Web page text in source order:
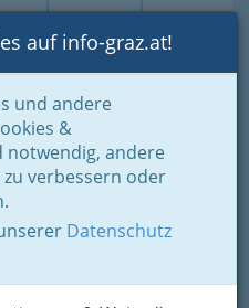
Login Toggle
auf info-graz.at!
und andere
&
notwendig, andere
verbessern oder
Datenschutz
Schenken - der Handel
Parfümeriewarenhandel
mit Seifen, Duschgels,
Waschmittel, Waschpulver,